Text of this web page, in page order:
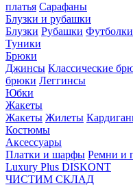
платья Сарафаны
Блузки и рубашки
Блузки Рубашки Футболки
Туники
Брюки
Джинсы Классические
брюки Леггинсы
Юбки
Жакеты
Жакеты Жилеты
Костюмы
Аксессуары
Платки и шарфы Ремни и
Luxury Plus DISKONT
ЧИСТИМ СКЛАД